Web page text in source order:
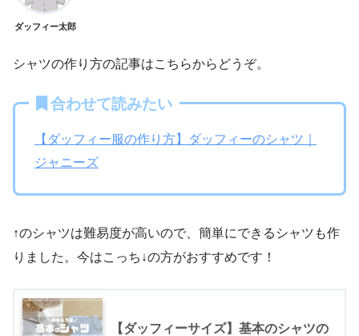
ダッフィー太郎
シャツの作り方の記事はこちらからどうぞ。
合わせて読みたい
【ダッフィー服の作り方】ダッフィーのシャツ｜
ジャニーズ
↑のシャツは難易度が高いので、簡単にできるシャツも作
りました。今はこっち↓の方がおすすめです！
【ダッフィーサイズ】基本のシャツの